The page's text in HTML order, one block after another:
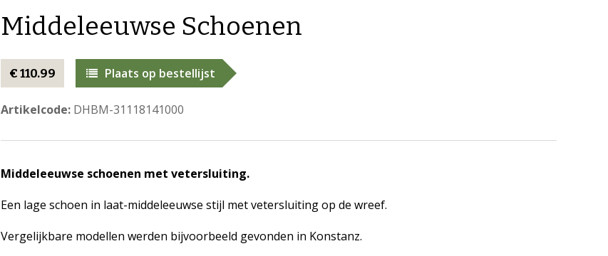
Middeleeuwse Schoenen
€ 110.99 Plaats op bestellijst
Artikelcode:DHBM-31118141000
Middeleeuwse schoenen met vetersluiting.
Een lage schoen in laat-middeleeuwse stijl met vetersluiting op de wreef.
Vergelijkbare modellen werden bijvoorbeeld gevonden in Konstanz.